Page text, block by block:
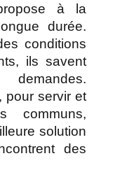
à la
durée.
conditions
ils savent
pour servir et
communs,
solution
des